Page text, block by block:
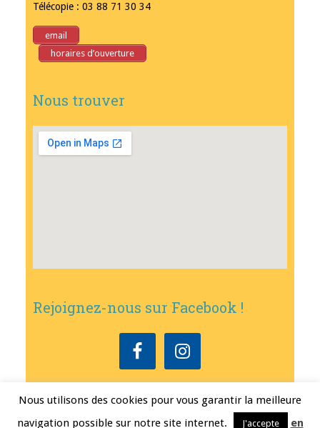
Télécopie : 03 88 71 30 34
email
horaires d’ouverture
Nous trouver
Rejoignez-nous sur Facebook !
Mairie de Bouxwiller • Conception
Mentions légales
Nous utilisons des cookies pour vous garantir la meilleure
navigation possible sur notre site internet.
J'accepte en